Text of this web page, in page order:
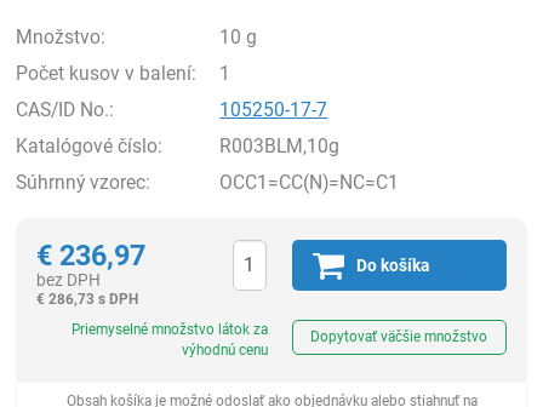
Množstvo:
10 g
Počet kusov v balení:
1
CAS/ID No.:
105250-17-7
Katalógové číslo:
R003BLM,10g
Súhrnný vzorec:
OCC1=CC(N)=NC=C1
€ 236,97
bez DPH
€ 286,73 s DPH
Do košíka
Priemyselné množstvo látok za
výhodnú cenu
Dopytovať väčšie množstvo
Obsah košíka je možné odoslať ako objednávku alebo stiahnuť na